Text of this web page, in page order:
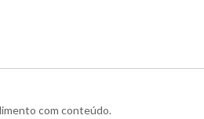
com conteúdo.